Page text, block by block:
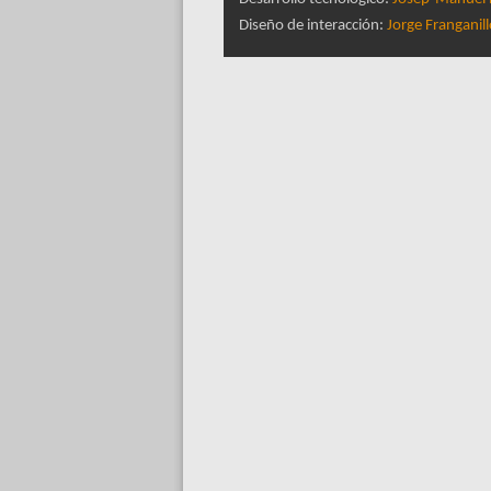
Diseño de interacción: Jorge